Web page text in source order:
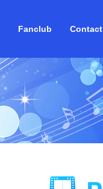
Fanclub Contact